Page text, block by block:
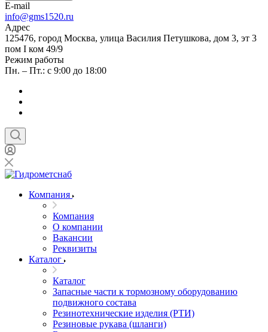
E-mail
info@gms1520.ru
Адрес
125476, город Москва, улица Василия Петушкова, дом 3, эт 3
пом I ком 49/9
Режим работы
Пн. – Пт.: с 9:00 до 18:00
Компания
Компания
О компании
Вакансии
Реквизиты
Каталог
Каталог
Запасные части к тормозному оборудованию
подвижного состава
Резинотехнические изделия (РТИ)
Резиновые рукава (шланги)